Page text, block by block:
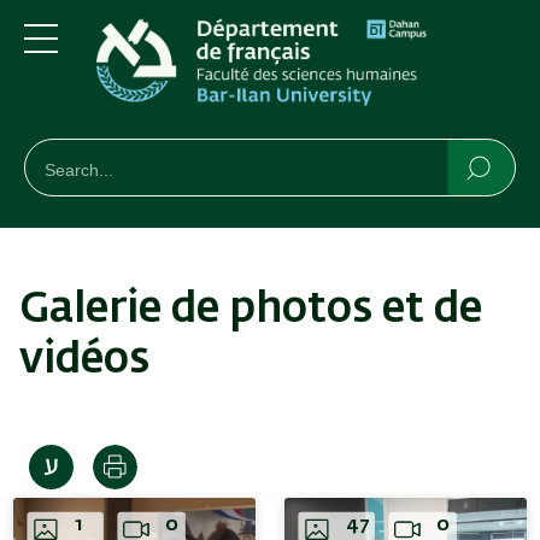
au
contenu
principal
to
main
Navigation
Menu
חיפוש
Rechercher
Galerie de photos et de
vidéos
Imprimer
0
1 0
47